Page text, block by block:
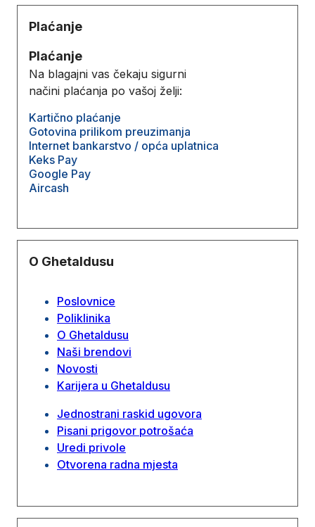
Plaćanje
Plaćanje
Na blagajni vas čekaju sigurni
načini plaćanja po vašoj želji:
Kartično plaćanje
Gotovina prilikom preuzimanja
Internet bankarstvo / opća uplatnica
Keks Pay
Google Pay
Aircash
O Ghetaldusu
Poslovnice
Poliklinika
O Ghetaldusu
Naši brendovi
Novosti
Karijera u Ghetaldusu
Jednostrani raskid ugovora
Pisani prigovor potrošaća
Uredi privole
Otvorena radna mjesta